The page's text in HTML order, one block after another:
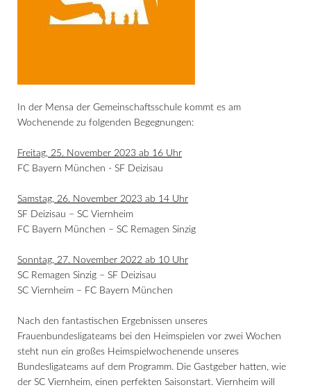
In der Mensa der Gemeinschaftsschule kommt es am
Wochenende zu folgenden Begegnungen:
Freitag, 25. November 2023 ab 16 Uhr
FC Bayern München - SF Deizisau
Samstag, 26. November 2023 ab 14 Uhr
SF Deizisau – SC Viernheim
FC Bayern München – SC Remagen Sinzig
Sonntag, 27. November 2022 ab 10 Uhr
SC Remagen Sinzig – SF Deizisau
SC Viernheim – FC Bayern München
Nach den fantastischen Ergebnissen unseres
Frauenbundesligateams bei den Heimspielen vor zwei Wochen
steht nun ein großes Heimspielwochenende unseres
Bundesligateams auf dem Programm. Die Gastgeber hatten, wie
der SC Viernheim, einen perfekten Saisonstart. Viernheim will